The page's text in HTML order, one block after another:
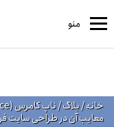
منو
خانه/بلاگ/
معایب آن در طراحی سایت